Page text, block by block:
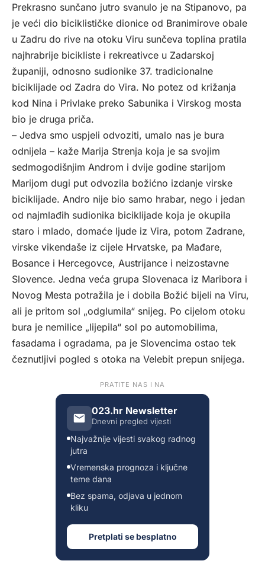
Prekrasno sunčano jutro svanulo je na Stipanovo, pa
je veći dio biciklističke dionice od Branimirove obale
u Zadru do rive na otoku Viru sunčeva toplina pratila
najhrabrije bicikliste i rekreativce u Zadarskoj
županiji, odnosno sudionike 37. tradicionalne
biciklijade od Zadra do Vira. No potez od križanja
kod Nina i Privlake preko Sabunika i Virskog mosta
bio je druga priča.
– Jedva smo uspjeli odvoziti, umalo nas je bura
odnijela – kaže Marija Strenja koja je sa svojim
sedmogodišnjim Androm i dvije godine starijom
Marijom dugi put odvozila božićno izdanje virske
biciklijade. Andro nije bio samo hrabar, nego i jedan
od najmlađih sudionika biciklijade koja je okupila
staro i mlado, domaće ljude iz Vira, potom Zadrane,
virske vikendaše iz cijele Hrvatske, pa Mađare,
Bosance i Hercegovce, Austrijance i neizostavne
Slovence. Jedna veća grupa Slovenaca iz Maribora i
Novog Mesta potražila je i dobila Božić bijeli na Viru,
ali je pritom sol „odglumila“ snijeg. Po cijelom otoku
bura je nemilice „lijepila“ sol po automobilima,
fasadama i ogradama, pa je Slovencima ostao tek
čeznutljivi pogled s otoka na Velebit prepun snijega.
PRATITE NAS I NA
023.hr Newsletter
Dnevni pregled vijesti
Najvažnije vijesti svakog radnog
jutra
Vremenska prognoza i ključne
teme dana
Bez spama, odjava u jednom
kliku
Pretplati se besplatno